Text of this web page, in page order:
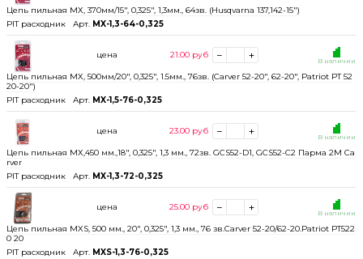
Цепь пильная МХ, 370мм/15", 0,325", 1,3мм., 64зв. (Husqvarna 137,142-15")
PIT расходник
Арт. MX-1,3-64-0,325
Цепь пильная МХ, 500мм/20", 0,325", 1.5мм., 76зв. (Carver 52-20", 62-20", Patriot PT 52
20-20")
PIT расходник
Арт. MX-1,5-76-0,325
В наличии
цена 21.00 руб
Цепь пильная МХ,450 мм.,18", 0,325", 1,3 мм., 72зв. GCS52-D1, GCS52-C2 Парма 2М Ca
rver
PIT расходник
Арт. MX-1,3-72-0,325
В наличии
цена 23.00 руб
Цепь пильная MXS, 500 мм., 20", 0,325", 1,3 мм., 76 зв.Carver 52-20/62-20.Patriot PT522
0 20
PIT расходник
Арт. MXS-1,3-76-0,325
В наличии
цена 25.00 руб